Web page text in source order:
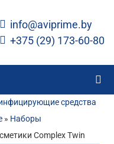
info@aviprime.by
+375 (29) 173-60-80
средства
» Наборы
Complex Twin